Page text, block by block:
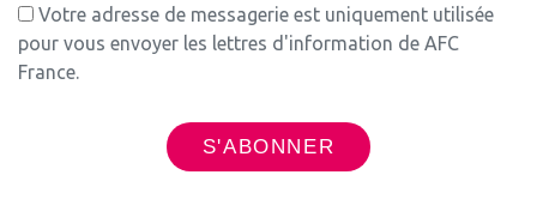
Votre adresse de messagerie est uniquement utilisée
pour vous envoyer les lettres d'information de AFC
France.